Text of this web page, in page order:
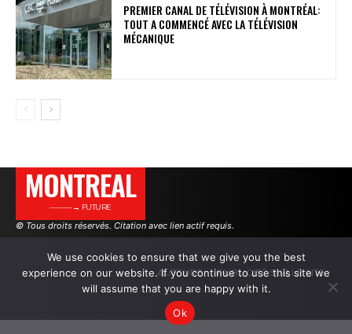
PREMIER CANAL DE TÉLÉVISION À MONTRÉAL:
TOUT A COMMENCÉ AVEC LA TÉLÉVISION
MÉCANIQUE
MONTREAL
———→ FUTURE
© Tous droits réservés. Citation avec lien actif requis.
AUTEURS PUBLICITÉ SUR LE SITE
We use cookies to ensure that we give you the best
experience on our website. If you continue to use this site we
will assume that you are happy with it.
Ok